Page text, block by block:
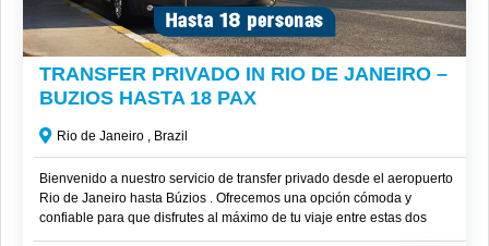
R$2,800
TRANSFER PRIVADO IN RIO DE JANEIRO –
BUZIOS HASTA 18 PAX
Rio de Janeiro , Brazil
Bienvenido a nuestro servicio de transfer privado desde el aeropuerto
Rio de Janeiro hasta Búzios . Ofrecemos una opción cómoda y
confiable para que disfrutes al máximo de tu viaje entre estas dos
increíbles ubicaciones.